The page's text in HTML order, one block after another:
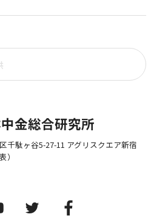
金総合研究所
千駄ヶ谷5-27-11 アグリスクエア新宿
）